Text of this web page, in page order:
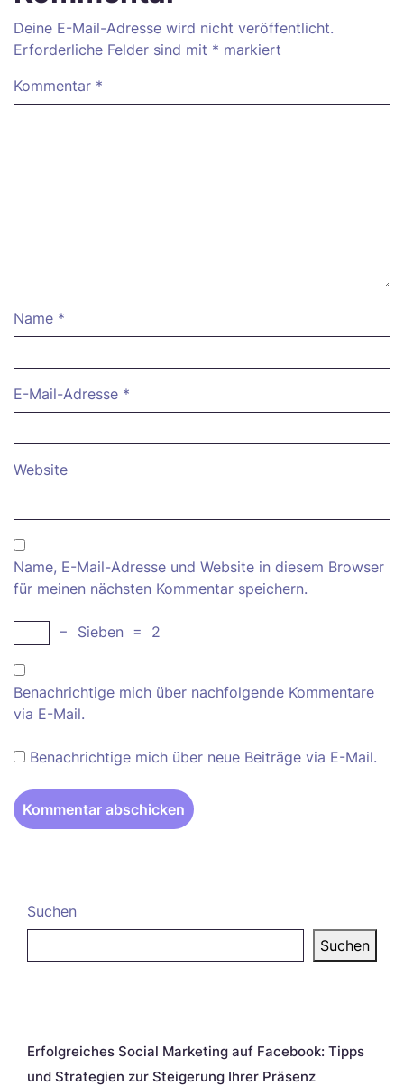
Deine E-Mail-Adresse wird nicht veröffentlicht.
Erforderliche Felder sind mit * markiert
Kommentar *
Name *
E-Mail-Adresse *
Website
Name, E-Mail-Adresse und Website in diesem Browser
für meinen nächsten Kommentar speichern.
− Sieben = 2
Benachrichtige mich über nachfolgende Kommentare
via E-Mail.
Benachrichtige mich über neue Beiträge via E-Mail.
Suchen
Suchen
Erfolgreiches Social Marketing auf Facebook: Tipps
und Strategien zur Steigerung Ihrer Präsenz